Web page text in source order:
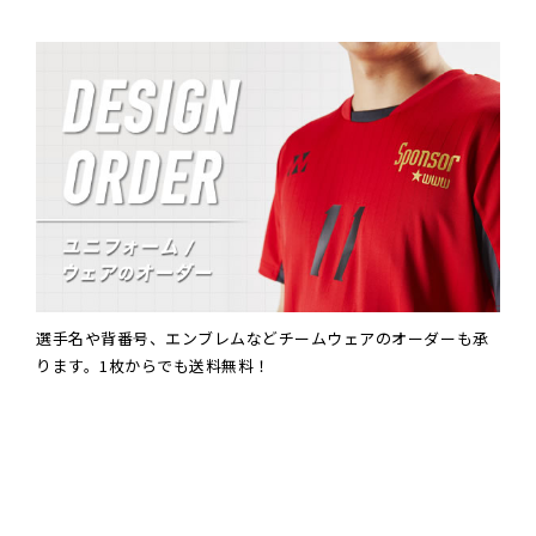
選手名や背番号、エンブレムなどチームウェアのオーダーも承
ります。1枚からでも送料無料！